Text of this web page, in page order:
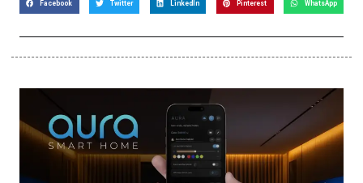
Facebook Twitter LinkedIn Pinterest WhatsApp